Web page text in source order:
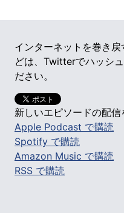
インターネットを巻き
どは、Twitterでハッシ
ださい。
新しいエピソードの配信
Apple Podcast で購読
Spotify で購読
Amazon Music で購読
RSS で購読